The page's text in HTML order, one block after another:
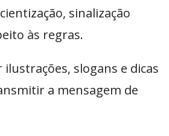
sinalização
às regras.
ilustrações, slogans e dicas
a mensagem de